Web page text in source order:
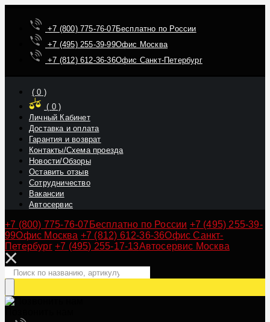
+7 (800) 775-76-07Бесплатно по России
+7 (495) 255-39-99Офис Москва
+7 (812) 612-36-36Офис Санкт-Петербург
(0 )
( 0)
Личный Кабинет
Доставка и оплата
Гарантия и возврат
Контакты/Схема проезда
Новости/Обзоры
Оставить отзыв
Сотрудничество
Вакансии
Автосервис
+7 (800) 775-76-07 Бесплатно по России +7 (495) 255-39-
99Офис Москва +7 (812) 612-36-36Офис Санкт-
Петербург +7 (495) 255-17-13Автосервис Москва